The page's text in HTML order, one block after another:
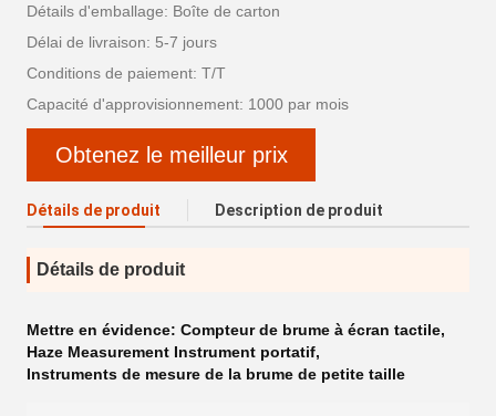
Détails d'emballage: Boîte de carton
Délai de livraison: 5-7 jours
Conditions de paiement: T/T
Capacité d'approvisionnement: 1000 par mois
Obtenez le meilleur prix
Détails de produit Description de produit
Détails de produit
Mettre en évidence: Compteur de brume à écran tactile,
Haze Measurement Instrument portatif,
Instruments de mesure de la brume de petite taille